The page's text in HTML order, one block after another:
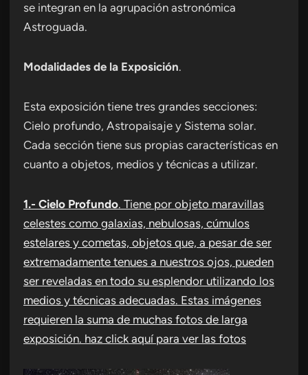
se integran en la agrupación astronómica
Astroguada.
Modalidades de la Exposición.
Esta exposición tiene tres grandes secciones:
Cielo profundo, Astropaisaje y Sistema solar.
Cada sección tiene sus propias características en
cuanto a objetos, medios y técnicas a utilizar.
1.- Cielo Profundo. Tiene por objeto maravillas
celestes como galaxias, nebulosas, cúmulos
estelares y cometas, objetos que, a pesar de ser
extremadamente tenues a nuestros ojos, pueden
ser reveladas en todo su esplendor utilizando los
medios y técnicas adecuadas. Estas imágenes
requieren la suma de muchas fotos de larga
exposición. haz click aquí para ver las fotos